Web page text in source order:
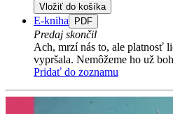
Vložiť do košíka
E-kniha PDF
Predaj skončil
Ach, mrzí nás to, ale platnosť
vypršala. Nemôžeme ho už
Pridať do zoznamu